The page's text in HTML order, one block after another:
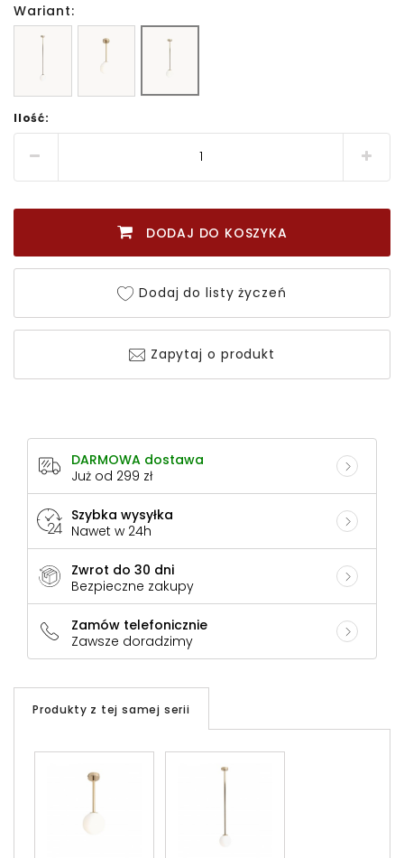
Wariant:
Ilość:
DODAJ DO KOSZYKA
Dodaj do listy życzeń
Zapytaj o produkt
DARMOWA dostawa
Już od 299 zł
Szybka wysyłka
Nawet w 24h
Zwrot do 30 dni
Bezpieczne zakupy
Zamów telefonicznie
Zawsze doradzimy
Produkty z tej samej serii